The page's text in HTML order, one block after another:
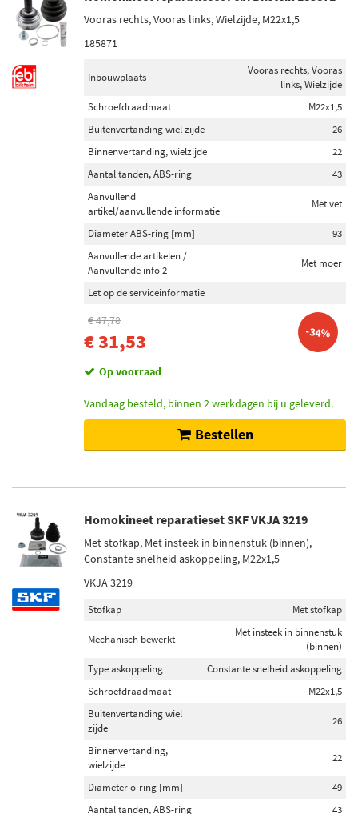
Vooras rechts, Vooras links, Wielzijde, M22x1,5
185871
Inbouwplaats
Vooras rechts, Vooras
links, Wielzijde
Schroefdraadmaat
M22x1,5
Buitenvertanding wiel zijde
26
Binnenvertanding, wielzijde
22
Aantal tanden, ABS-ring
43
Aanvullend
artikel/aanvullende informatie
Met vet
Diameter ABS-ring [mm]
93
Aanvullende artikelen /
Aanvullende info 2
Met moer
Let op de serviceinformatie
€ 47,78
€ 31,53 -34%
Op voorraad
Vandaag besteld, binnen 2 werkdagen bij u geleverd.
Bestellen
Homokineet reparatieset SKF VKJA 3219
Met stofkap, Met insteek in binnenstuk (binnen),
Constante snelheid askoppeling, M22x1,5
VKJA 3219
Stofkap Met stofkap
Mechanisch bewerkt
Met insteek in binnenstuk
(binnen)
Type askoppeling
Constante snelheid askoppeling
Schroefdraadmaat
M22x1,5
Buitenvertanding wiel
zijde
26
Binnenvertanding,
wielzijde
22
Diameter o-ring [mm]
49
Aantal tanden, ABS-ring
43